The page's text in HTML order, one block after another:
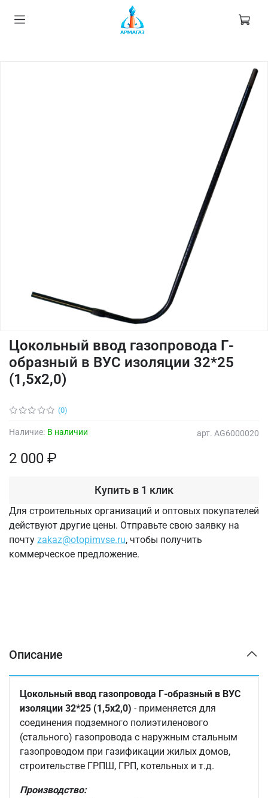
(0)
арт. AG6000020
Наличие: В наличии
Цокольный ввод газопровода Г-
образный в ВУС изоляции 32*25
(1,5х2,0)
2 000 ₽
Купить в 1 клик
Для строительных организаций и оптовых покупателей
действуют другие цены. Отправьте свою заявку на
почту zakaz@otopimvse.ru, чтобы получить
коммерческое предложение.
Описание
Цокольный ввод газопровода Г-образный в ВУС
изоляции 32*25 (1,5х2,0) - применяется для
соединения подземного полиэтиленового
(стального) газопровода с наружным стальным
газопроводом при газификации жилых домов,
строительстве ГРПШ, ГРП, котельных и т.д.
Производство: